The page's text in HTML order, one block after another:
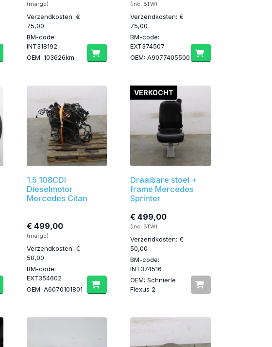
(marge)
Verzendkosten: €
75,00
BM-code:
INT318192
OEM: 103626km
(inc. BTW)
Verzendkosten: €
75,00
BM-code:
EXT374507
OEM: A9077405500
1.5 108CDI
Dieselmotor
Mercedes Citan
€ 499,00
(marge)
Verzendkosten: €
50,00
BM-code:
EXT354602
OEM: A6070101801
VERKOCHT
Draaibare stoel +
frame Mercedes
Sprinter
€ 499,00
(inc. BTW)
Verzendkosten: €
50,00
BM-code:
INT374516
OEM: Schnierle
Flexus 2